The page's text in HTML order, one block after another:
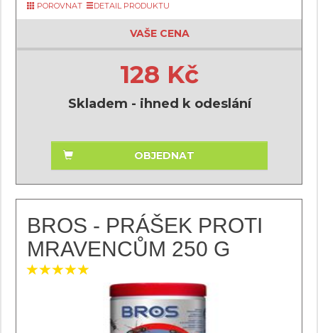
POROVNAT
DETAIL PRODUKTU
VAŠE CENA
128 Kč
Skladem - ihned k odeslání
OBJEDNAT
BROS - PRÁŠEK PROTI
MRAVENCŮM 250 G